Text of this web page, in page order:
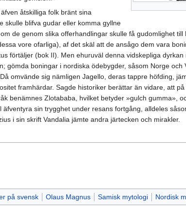
åtskilliga folk bränt sina
skulle blifva gudar eller komma gyllne
de genom slika offerhandlingar skulle få gudomlighet
vore ofarliga), af det skäl att de ansågo dem vara
förtäljer (bok II). Men ehuruväl denna vidskepliga
gömda boningar i nordiska ödebygder, såsom Norge
omvände sig nämligen Jagello, deras tappre höfding,
framhärdar. Sagde historiker berättar än vidare, att
benämnes Zlotababa, hvilket betyder »gulch gumma»,
sin trygghet under resans fortgång, alldeles
i sin skrift Vandalia jämte andra järtecken och mirakler.
på svensk Olaus Magnus Samisk mytologi Nordisk